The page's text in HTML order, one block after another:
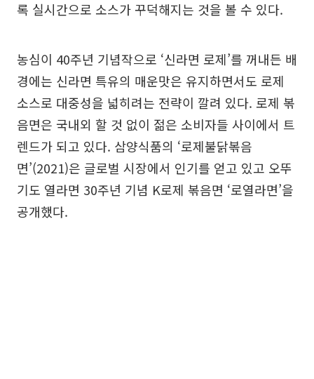
록 실시간으로 소스가 꾸덕해지는 것을 볼 수 있다.
농심이 40주년 기념작으로 ‘신라면 로제’를 꺼내든 배
경에는 신라면 특유의 매운맛은 유지하면서도 로제
소스로 대중성을 넓히려는 전략이 깔려 있다. 로제 볶
음면은 국내외 할 것 없이 젊은 소비자들 사이에서 트
렌드가 되고 있다. 삼양식품의 ‘로제불닭볶음
면’(2021)은 글로벌 시장에서 인기를 얻고 있고 오뚜
기도 열라면 30주년 기념 K로제 볶음면 ‘로열라면’을
공개했다.